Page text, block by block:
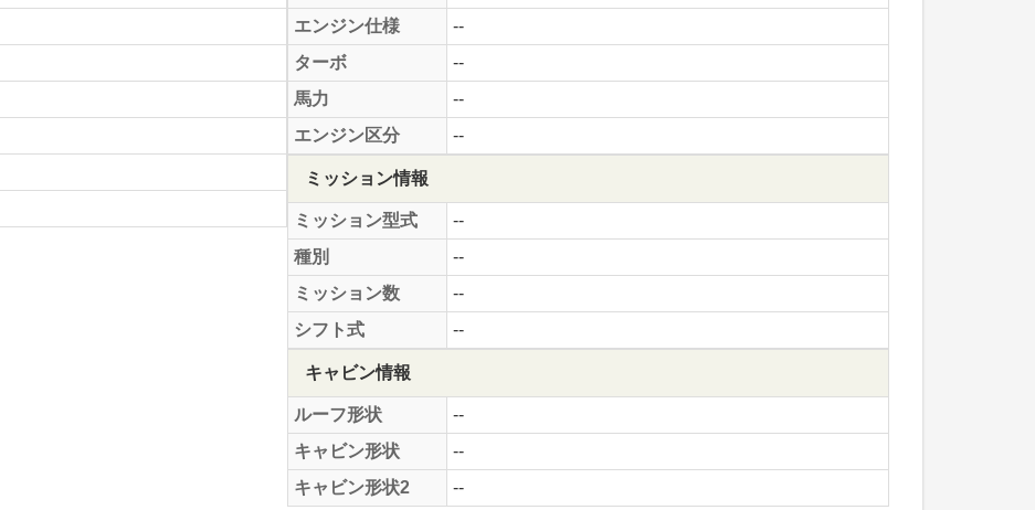
エンジン仕様
--
ターボ
--
馬力
--
エンジン区分
--
ミッション情報
ミッション型式
--
種別
--
ミッション数
--
シフト式
--
キャビン情報
ルーフ形状
--
キャビン形状
--
キャビン形状2
--